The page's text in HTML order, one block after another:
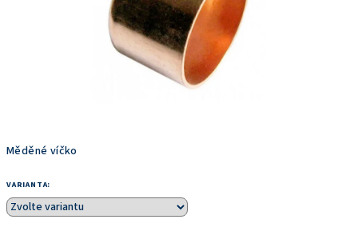
Měděné víčko
VARIANTA: